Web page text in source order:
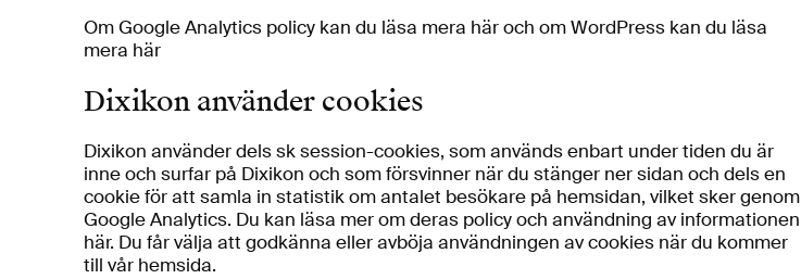
Om Google Analytics policy kan du läsa mera här och om WordPress kan du läsa
mera här
Dixikon använder cookies
Dixikon använder dels sk session-cookies, som används enbart under tiden du är
inne och surfar på Dixikon och som försvinner när du stänger ner sidan och dels en
cookie för att samla in statistik om antalet besökare på hemsidan, vilket sker genom
Google Analytics. Du kan läsa mer om deras policy och användning av informationen
här. Du får välja att godkänna eller avböja användningen av cookies när du kommer
till vår hemsida.